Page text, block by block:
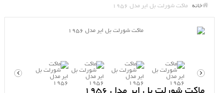
خانه ماکت شورلت بل ایر مدل 1956